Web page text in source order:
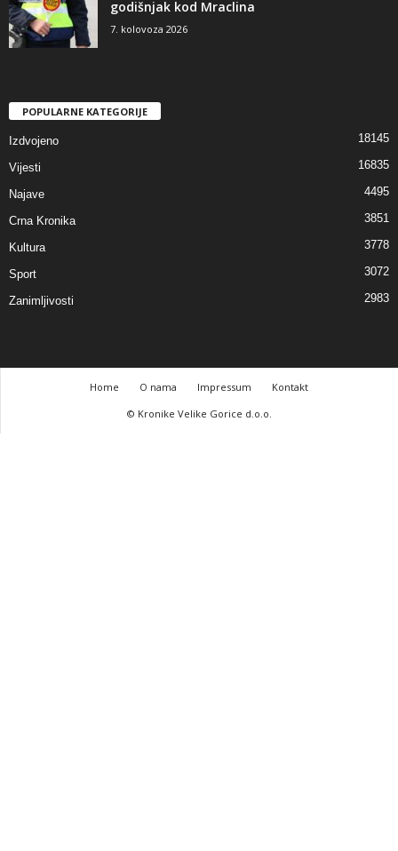
godišnjak kod Mraclina
7. kolovoza 2026
POPULARNE KATEGORIJE
Izdvojeno 18145
Vijesti 16835
Najave 4495
Crna Kronika 3851
Kultura 3778
Sport 3072
Zanimljivosti 2983
Home O nama Impressum
Kontakt
© Kronike Velike Gorice d.o.o.